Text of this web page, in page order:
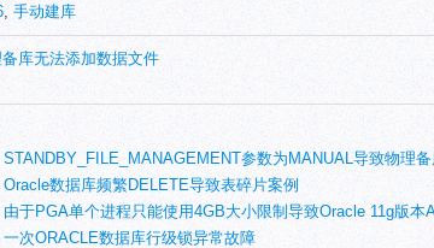
, 手动建库
库无法添加数据文件
STANDBY_FILE_MANAGEMENT参数为MANUAL导致物理
添加数据文件
Oracle数据库频繁DELETE导致表碎片案例
由于PGA单个进程只能使用4GB大小限制导致Oracle 11g版本
SQL TUNING遇到ORA-04030错误
一次ORACLE数据库行级锁异常故障